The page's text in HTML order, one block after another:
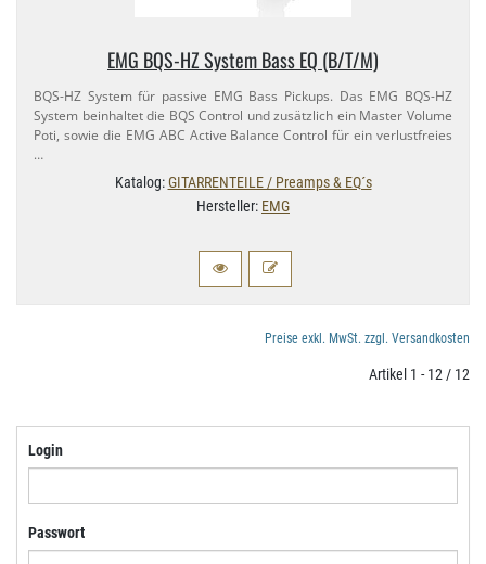
EMG BQS-​HZ System Bass EQ (B/​T/M)
BQS-​HZ System für passive EMG Bass Pickups. Das EMG BQS-​HZ
System beinhaltet die BQS Control und zusätzlich ein Master Volume
Poti, sowie die EMG ABC Active Balance Control für ein verlustfreies
…
Katalog:GITARRENTEILE / Preamps & EQ´s
Hersteller: EMG
Preise exkl. MwSt. zzgl. Versandkosten
Artikel 1 - 12 / 12
Login
Passwort